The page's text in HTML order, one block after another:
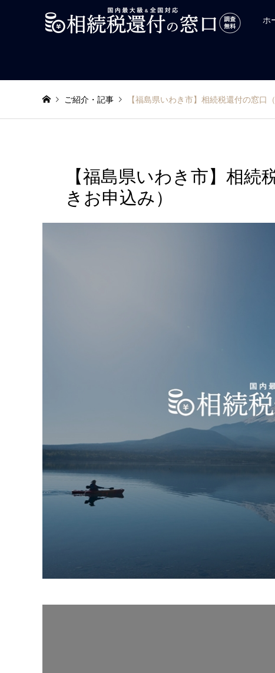
ホ
ご紹介・記事 【福島県いわき市】相続税還付の窓口
【福島県いわき市】相続
きお申込み）